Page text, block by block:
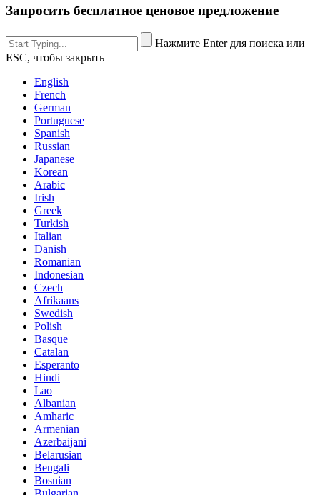
Запросить бесплатное ценовое предложение
Нажмите Enter для поиска или
ESC, чтобы закрыть
English
French
German
Portuguese
Spanish
Russian
Japanese
Korean
Arabic
Irish
Greek
Turkish
Italian
Danish
Romanian
Indonesian
Czech
Afrikaans
Swedish
Polish
Basque
Catalan
Esperanto
Hindi
Lao
Albanian
Amharic
Armenian
Azerbaijani
Belarusian
Bengali
Bosnian